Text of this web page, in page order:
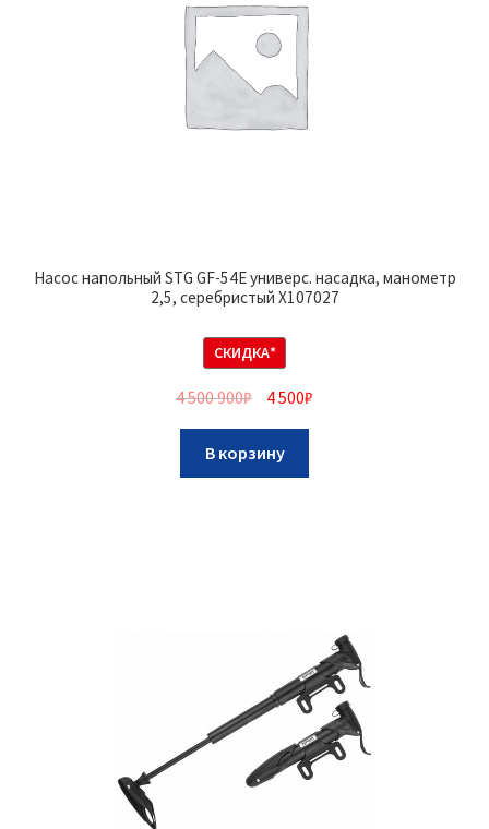
Насос напольный STG GF-54E универс. насадка, манометр
2,5, серебристый Х107027
СКИДКА*
4 500 900₽ 4 500₽
В корзину